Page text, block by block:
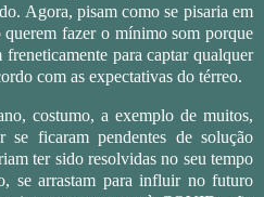
Agora, pisam como se pisaria em
fazer o mínimo som porque
para captar qualquer
com as expectativas do térreo.
costumo, a exemplo de muitos,
ficaram pendentes de solução
ter sido resolvidas no seu tempo
se arrastam para influir no futuro